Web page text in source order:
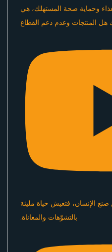
وحماية صحة المستهلك، هي
هل المنتجات وعدم دعم القطاع